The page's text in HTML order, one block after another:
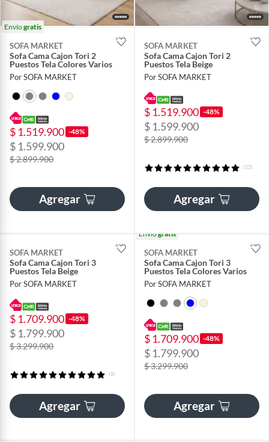
Envíogratis
SOFA MARKET
Sofa Cama Cajon Tori 2
Puestos Tela Colores Varios
Por SOFA MARKET
$ 1.519.900 -48%
$ 1.599.900
$ 2.899.900
Agregar
SOFA MARKET
Sofa Cama Cajon Tori 2
Puestos Tela Beige
Por SOFA MARKET
$ 1.519.900 -48%
$ 1.599.900
$ 2.899.900
(15)
Agregar
SOFA MARKET
Sofa Cama Cajon Tori 3
Puestos Tela Beige
Por SOFA MARKET
$ 1.709.900 -48%
$ 1.799.900
$ 3.299.900
(6)
Agregar
Envíogratis
SOFA MARKET
Sofa Cama Cajon Tori 3
Puestos Tela Colores Varios
Por SOFA MARKET
$ 1.709.900 -48%
$ 1.799.900
$ 3.299.900
Agregar